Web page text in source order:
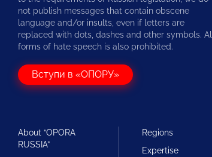
not publish messages that contain obscene
language and/or insults, even if letters are
replaced with dots, dashes and other symbols. All
forms of hate speech is also prohibited.
Вступи в «ОПОРУ»
About “OPORA
RUSSIA”
Regions
Expertise